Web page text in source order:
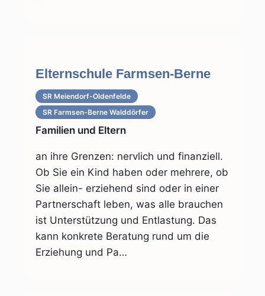
Elternschule Farmsen-Berne
SR Meiendorf-Oldenfelde
SR Farmsen-Berne Walddörfer
Familien und Eltern
an ihre Grenzen: nervlich und finanziell.
Ob Sie ein Kind haben oder mehrere, ob
Sie allein- erziehend sind oder in einer
Partnerschaft leben, was alle brauchen
ist Unterstützung und Entlastung. Das
kann konkrete Beratung rund um die
Erziehung und Pa…